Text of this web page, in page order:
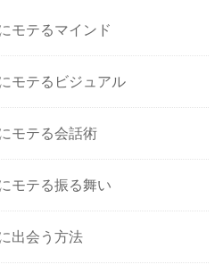
モテるマインド
モテるビジュアル
モテる会話術
モテる振る舞い
出会う方法